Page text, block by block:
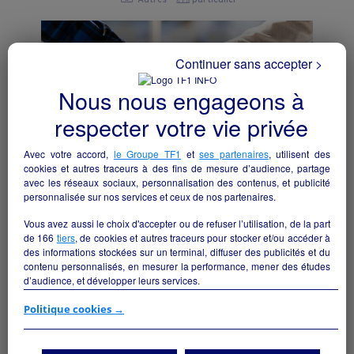
CESSION FDC AGENCE IMMOBILIERE
Torreilles - 66440
Autres collectivite
Nous nous engageons à
respecter votre vie privée
Avec votre accord, le Groupe TF1 etses partenaires, utilisent des
cookies et autres traceurs à des fins de mesure d’audience, partage
avec les réseaux sociaux, personnalisation des contenus, et publicité
personnalisée sur nos services et ceux de nos partenaires.
Vous avez aussi le choix d'accepter ou de refuser l’utilisation, de la part
de 166 tiers, de cookies et autres traceurs pour stocker et/ou accéder à
des informations stockées sur un terminal, diffuser des publicités et du
contenu personnalisés, en mesurer la performance, mener des études
d’audience, et développer leurs services.
Si vous continuez sans accepter, les fonctionnalités liées à la
vos centres d'intérêt. Seuls lescookies/traceurs techniquesseront
Politique cookies →
Continuer sans accepter >